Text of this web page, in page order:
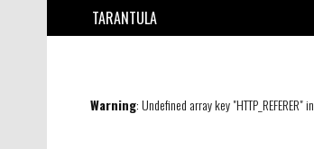
TARANTULA
Warning: Undefined array key "HTTP_REFERER" in